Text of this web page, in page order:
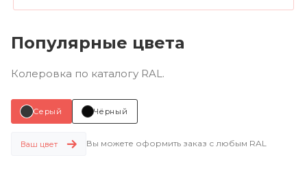
Популярные цвета
Колеровка по каталогу RAL.
Серый Чёрный
Ваш цвет Вы можете оформить заказ с любым RAL